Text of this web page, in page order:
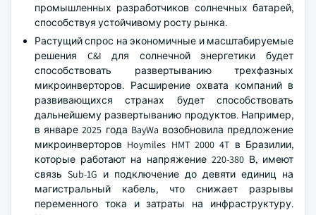
промышленных разработчиков солнечных батарей,
способствуя устойчивому росту рынка.
Растущий спрос на экономичные и масштабируемые
решения C&I для солнечной энергетики будет
способствовать развертыванию трехфазных
микроинверторов. Расширение охвата компаний в
развивающихся странах будет способствовать
дальнейшему развертыванию продуктов. Например,
в январе 2025 года BayWa возобновила предложение
микроинверторов Hoymiles HMT 2000 4T в Бразилии,
которые работают на напряжение 220-380 В, имеют
связь Sub-1G и подключение до девяти единиц на
магистральный кабель, что снижает разрывы
переменного тока и затраты на инфраструктуру.